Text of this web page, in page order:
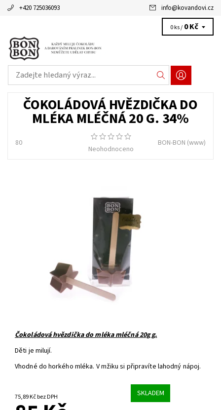
+420 725036093 info@kovandovi.cz
0 ks / 0 Kč
ČOKOLÁDOVÁ HVĚZDIČKA DO
MLÉKA MLÉČNÁ 20 G. 34%
80
Neohodnoceno
BON-BON (www)
Čokoládová hvězdička do mléka mléčná 20g g.
Děti je milují.
Vhodné do horkého mléka. V mžiku si připravíte lahodný nápoj.
75,89 Kč bez DPH SKLADEM